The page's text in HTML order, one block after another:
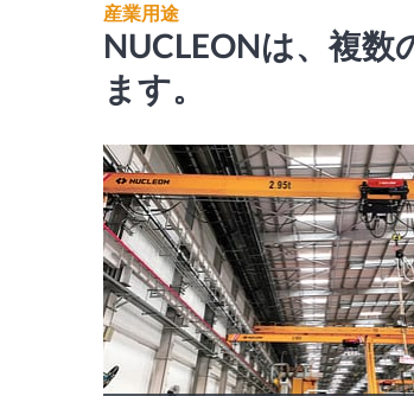
産業用途
NUCLEONは、複
ます。